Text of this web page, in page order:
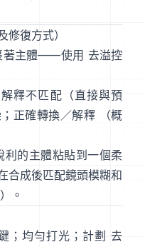
復方式）
著主體——使用 去溢控
釋不匹配（直接與預
正確轉換／解釋
（概
利的主體粘貼到一個柔
合成後匹配鏡頭模糊和
）。
；均勻打光；計劃 去